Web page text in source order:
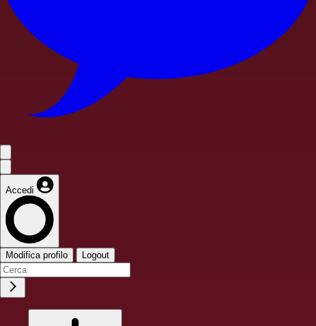
Accedi
Modifica profilo Logout